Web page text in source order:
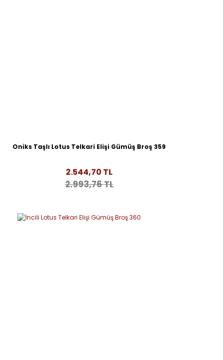
Oniks Taşlı Lotus Telkari Elişi Gümüş Broş 359
2.544,70 TL
2.993,76 TL